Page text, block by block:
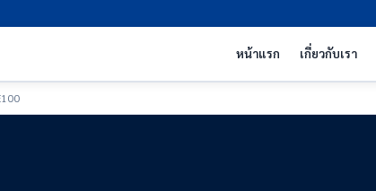
หน้าแรก เกี่ยวกับเรา